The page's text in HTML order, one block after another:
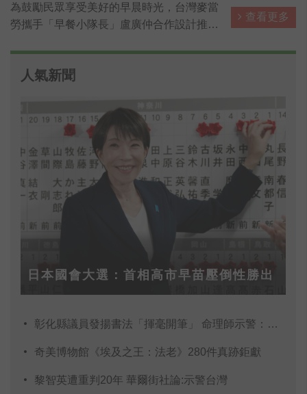
為鼓勵民眾享受美好的早晨時光，台灣麥當
勞攜手「早餐小隊長」盧廣仲合作設計推出
隊長一起跳「麥擱睏起床舞」，上傳IG還能
查看更多
人氣新聞
日本國會大選：首相高市早苗壓倒性勝出
彰化縣議員發揚書法「揮毫開筆」 命理師示警：不
奇美博物館《埃及之王：法老》280件真跡鉅獻
黎智英遭重判20年 華爾街社論:示警台灣